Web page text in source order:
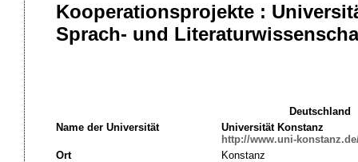
Kooperationsprojekte :
Sprach- und
Deutschland
Name der Universität
Universität Konstanz
http://www.uni-
Ort
Konstanz